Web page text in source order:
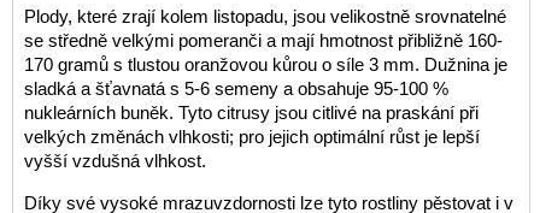
Plody, které zrají kolem listopadu, jsou velikostně srovnatelné
se středně velkými pomeranči a mají hmotnost přibližně 160-
170 gramů s tlustou oranžovou kůrou o síle 3 mm. Dužnina je
sladká a šťavnatá s 5-6 semeny a obsahuje 95-100 %
nukleárních buněk. Tyto citrusy jsou citlivé na praskání při
velkých změnách vlhkosti; pro jejich optimální růst je lepší
vyšší vzdušná vlhkost.
Díky své vysoké mrazuvzdornosti lze tyto rostliny pěstovat i v